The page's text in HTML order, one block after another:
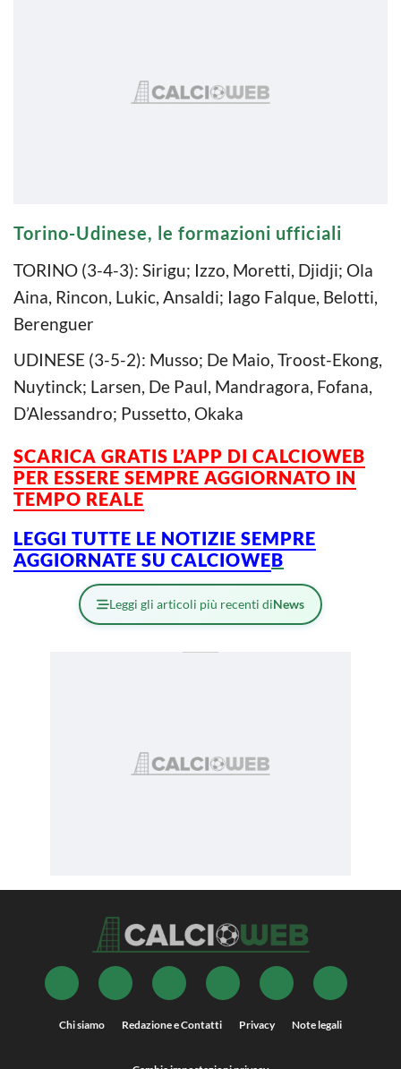
Torino-Udinese, le formazioni ufficiali
TORINO (3-4-3): Sirigu; Izzo, Moretti, Djidji; Ola
Aina, Rincon, Lukic, Ansaldi; Iago Falque, Belotti,
Berenguer
UDINESE (3-5-2): Musso; De Maio, Troost-Ekong,
Nuytinck; Larsen, De Paul, Mandragora, Fofana,
D’Alessandro; Pussetto, Okaka
SCARICA GRATIS L’APP DI CALCIOWEB
PER ESSERE SEMPRE AGGIORNATO IN
TEMPO REALE
LEGGI TUTTE LE NOTIZIE SEMPRE
AGGIORNATE SU CALCIOWEB
Leggi gli articoli più recenti diNews
Chi siamo Redazione e Contatti Privacy Note legali